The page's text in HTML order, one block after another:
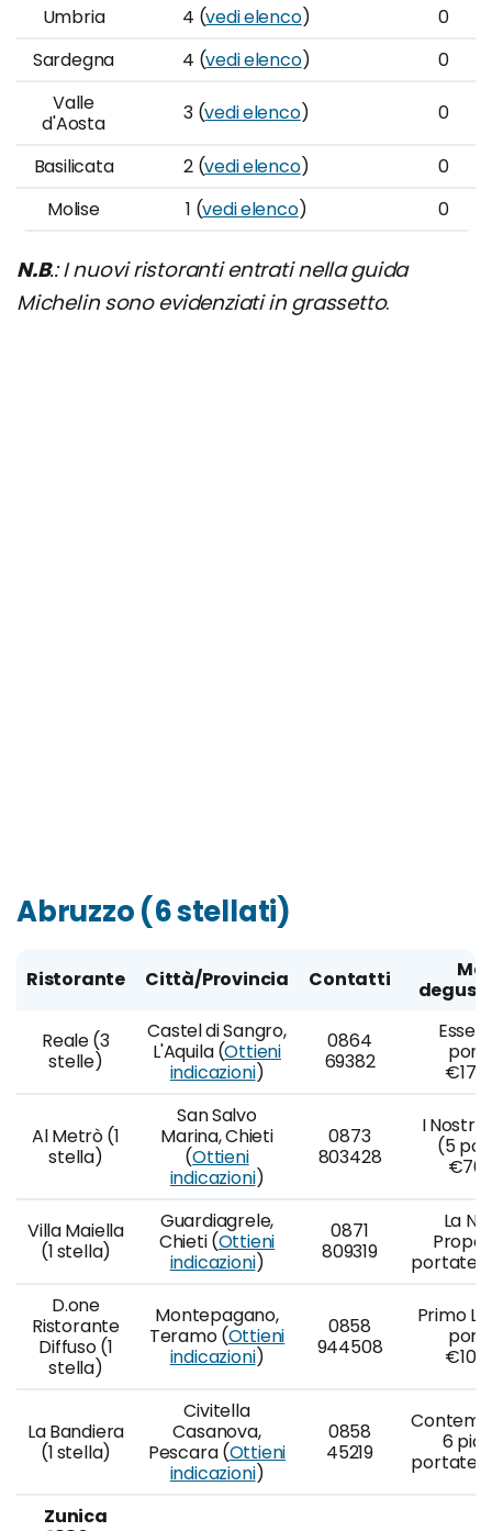
Umbria
4 (vedi elenco)
0
Sardegna
4 (vedi elenco)
0
Valle
d'Aosta
3 (vedi elenco) 0
Basilicata 2 (vedi elenco)
0
Molise
1 (vedi elenco) 0
N.B.: I nuovi ristoranti entrati nella guida
Michelin sono evidenziati in grassetto.
Abruzzo (6 stellati)
Ristorante Città/Provincia Contatti
Reale (3
stelle)
Castel di Sangro,
L'Aquila (Ottieni
indicazioni)
0864
69382
Al Metrò (1
stella)
San Salvo
Marina, Chieti
(Ottieni
indicazioni)
0873
803428
I Nostri
(5
Villa Maiella
(1 stella)
Guardiagrele,
Chieti (Ottieni
indicazioni)
0871
809319
La
portate,
D.one
Ristorante
Diffuso (1
stella)
Montepagano,
Teramo (Ottieni
indicazioni)
0858
944508
Primo
La Bandiera
(1 stella)
Civitella
Casanova,
Pescara (Ottieni
indicazioni)
0858
45219
6
portate,
Zunica